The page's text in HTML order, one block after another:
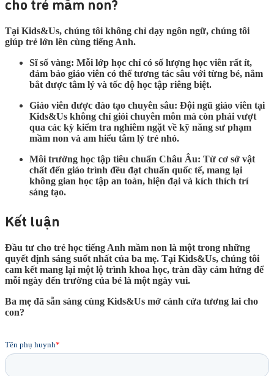
Tại Kids&Us, chúng tôi không chỉ dạy ngôn ngữ, chúng tôi
giúp trẻ lớn lên cùng tiếng Anh.
Sĩ số vàng: Mỗi lớp học chỉ có số lượng học viên rất ít,
đảm bảo giáo viên có thể tương tác sâu với từng bé, nắm
bắt được tâm lý và tốc độ học tập riêng biệt.
Giáo viên được đào tạo chuyên sâu: Đội ngũ giáo viên tại
Kids&Us không chỉ giỏi chuyên môn mà còn phải vượt
qua các kỳ kiểm tra nghiêm ngặt về kỹ năng sư phạm
mầm non và am hiểu tâm lý trẻ nhỏ.
Môi trường học tập tiêu chuẩn Châu Âu: Từ cơ sở vật
chất đến giáo trình đều đạt chuẩn quốc tế, mang lại
không gian học tập an toàn, hiện đại và kích thích trí
sáng tạo.
Kết luận
Đầu tư cho trẻ học tiếng Anh mầm non là một trong những
quyết định sáng suốt nhất của ba mẹ. Tại Kids&Us, chúng tôi
cam kết mang lại một lộ trình khoa học, tràn đầy cảm hứng để
mỗi ngày đến trường của bé là một ngày vui.
Ba mẹ đã sẵn sàng cùng Kids&Us mở cánh cửa tương lai cho
con?